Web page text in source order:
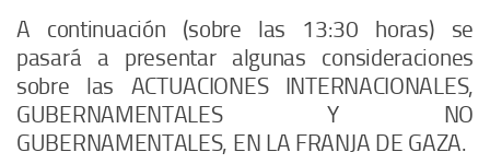
A continuación (sobre las 13:30 horas) se
pasará a presentar algunas consideraciones
sobre las ACTUACIONES INTERNACIONALES,
GUBERNAMENTALES Y NO
GUBERNAMENTALES, EN LA FRANJA DE GAZA.